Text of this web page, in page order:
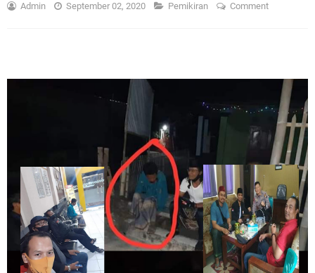
Admin September 02, 2020 Pemikiran Comment